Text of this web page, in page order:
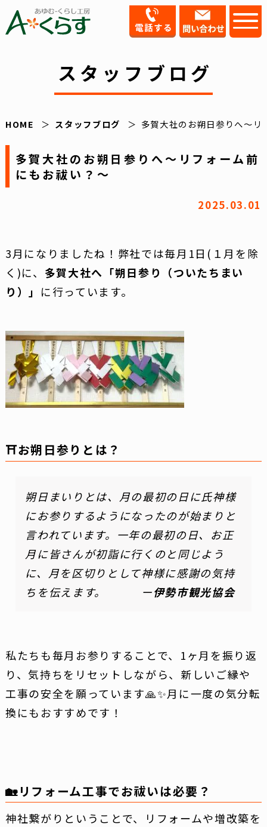
スタッフブログ
HOME スタッフブログ 多賀大社のお朔日参りへ～
多賀大社のお朔日参りへ～リフォーム前
にもお祓い？～
2025.03.01
3月になりましたね！弊社では毎月1日(１月を除
く)に、 多賀大社へ「朔日参り（ついたちまい
り）」 に行っています。
⛩お朔日参りとは？
朔日まいりとは、月の最初の日に氏神様
にお参りするようになったのが始まりと
言われています。一年の最初の日、お正
月に皆さんが初詣に行くのと同じよう
に、月を区切りとして神様に感謝の気持
ちを伝えます。 ー伊勢市観光協会
私たちも毎月お参りすることで、1ヶ月を振り返
り、気持ちをリセットしながら、新しいご縁や
工事の安全を願っています🙏✨月に一度の気分転
換にもおすすめです！
🏡リフォーム工事でお祓いは必要？
神社繋がりということで、リフォームや増改築を